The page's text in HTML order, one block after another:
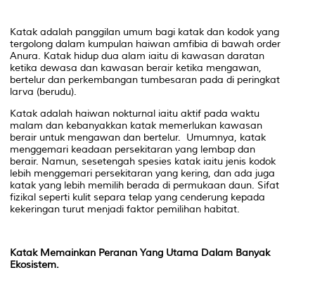
Katak adalah panggilan umum bagi katak dan kodok yang
tergolong dalam kumpulan haiwan amfibia di bawah order
Anura. Katak hidup dua alam iaitu di kawasan daratan
ketika dewasa dan kawasan berair ketika mengawan,
bertelur dan perkembangan tumbesaran pada di peringkat
larva (berudu).
Katak adalah haiwan nokturnal iaitu aktif pada waktu
malam dan kebanyakkan katak memerlukan kawasan
berair untuk mengawan dan bertelur. Umumnya, katak
menggemari keadaan persekitaran yang lembap dan
berair. Namun, sesetengah spesies katak iaitu jenis kodok
lebih menggemari persekitaran yang kering, dan ada juga
katak yang lebih memilih berada di permukaan daun. Sifat
fizikal seperti kulit separa telap yang cenderung kepada
kekeringan turut menjadi faktor pemilihan habitat.
Katak Memainkan Peranan Yang Utama Dalam Banyak
Ekosistem.